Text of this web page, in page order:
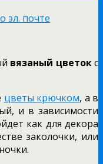
эл. почте
вязаный цветокс
цветы крючком, а в
и в зависимости
как для декора
заколочки, или